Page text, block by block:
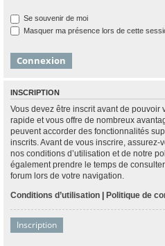
Se souvenir de moi
Masquer ma présence lors de cette
INSCRIPTION
Vous devez être inscrit avant de pouvoir
rapide et vous offre de nombreux
peuvent accorder des fonctionnalités
inscrits. Avant de vous inscrire, assurez-
nos conditions d’utilisation et de notre
également prendre le temps de
forum lors de votre navigation.
Conditions d’utilisation | Politique de
Inscription